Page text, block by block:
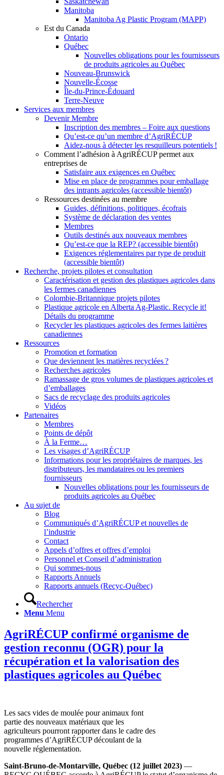
Manitoba
Manitoba Ag Plastic Program (MAPP)
Est du Canada
Ontario
Québec
Nouvelles obligations pour les fournisseurs
de produits agricoles au Québec
Nouveau-Brunswick
Nouvelle-Écosse
Île-du-Prince-Édouard
Terre-Neuve
Services aux membres
Devenir Membre
Inscription des membres – Foire aux questions
Qu’est-ce qu’un membre d’AgriRÉCUP
Aidez-nous à détecter les resquilleurs potentiels !
Comment l’adhésion à AgriRÉCUP permet aux
entreprises de
Satisfaire aux exigences en Québec
Mise en place de programmes pour emballage
des intrants agricoles (accessible bientôt)
Ressources destinées au membre
Guides, définitions, politiques, écofrais
Système de déclaration des ventes
Membres
Outils destinés aux nouveaux membres
Qu’est-ce que la REP? (accessible bientôt)
Exigences réglementaires par type de produit
(accessible bientôt)
Recherche, projets pilotes et consultation
Caractérisation et gestion des plastiques agricoles dans
les fermes canadiennes
Colombie-Britannique projets pilotes
Plastique agricole en Alberta Ag-Plastic. Recycle it!
Détails du programme
Recycler les plastiques agricoles des fermes laitières
canadiennes
Ressources
Promotion et formation
Que deviennent les matières recyclées ?
Recherches agricoles
Ramassage de gros volumes de plastiques agricoles et
d’emballages
Sacs de recyclage des produits agricoles
Vidéos
Partenaires
Membres
Points de dépôt
À la Ferme…
Les visages d’AgriRÉCUP
Informations pour les propriétaires de marques, les
distributeurs, les mandataires ou les premiers
fournisseurs
Nouvelles obligations pour les fournisseurs de
produits agricoles au Québec
Au sujet de
Blog
Communiqués d’AgriRÉCUP et nouvelles de
l’industrie
Contact
Appels d’offres et offres d’emploi
Personnel et Conseil d’administration
Qui sommes-nous
Rapports Annuels
Rapports annuels (Recyc-Québec)
Rechercher
Menu Menu
AgriRÉCUP confirmé organisme de
gestion reconnu (OGR) pour la
récupération et la valorisation des
plastiques agricoles au Québec
Les sacs vides de moulée pour animaux font
partie des nouveaux matériaux que les
agriculteurs pourront rapporter dans le cadre des
programmes d’AgriRÉCUP découlant de la
nouvelle réglementation.
Saint-Bruno-de-Montarville, Québec (12 juillet 2023) —